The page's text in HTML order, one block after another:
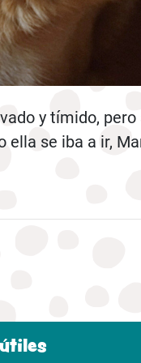
y tímido,
ella se iba a ir,